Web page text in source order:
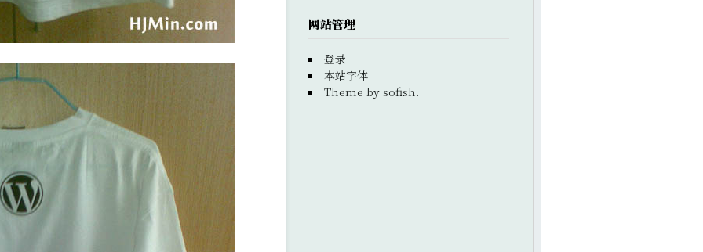
网站管理
登录
本站字体
Theme by sofish.